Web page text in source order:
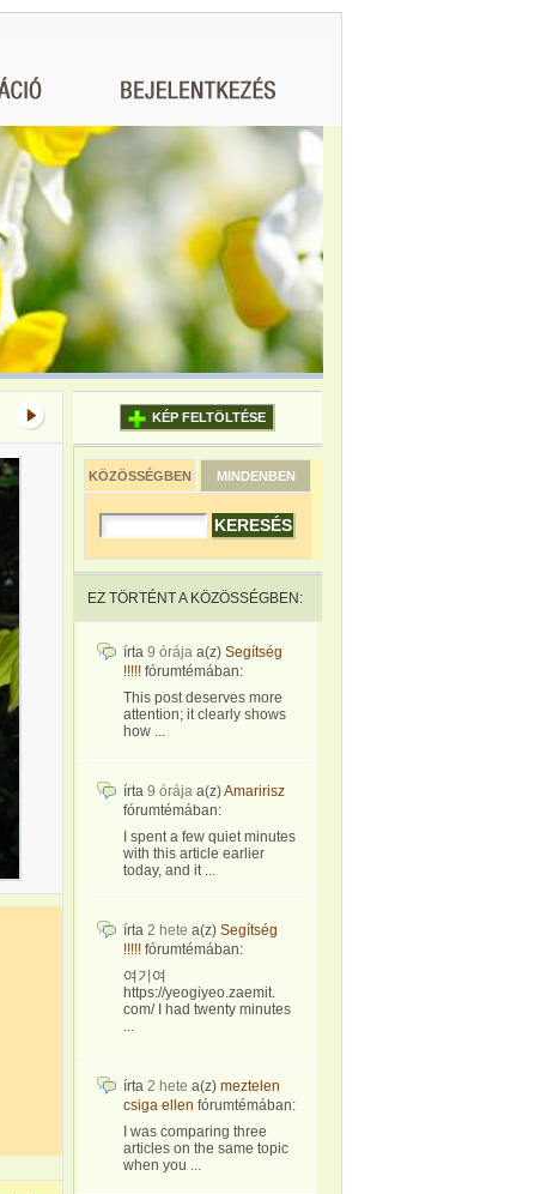
KÉP FELTÖLTÉSE
KÖZÖSSÉGBEN MINDENBEN
EZ TÖRTÉNT A KÖZÖSSÉGBEN:
írta 9 órája a(z) Segítség
!!!!! fórumtémában:
This post deserves more
attention; it clearly shows
how ...
írta 9 órája a(z)Amaririsz
fórumtémában:
I spent a few quiet minutes
with this article earlier
today, and it ...
írta 2 hete a(z) Segítség
!!!!! fórumtémában:
여기여
https://yeogiyeo.zaemit.
com/ I had twenty minutes
...
írta 2 hete a(z) meztelen
csiga ellen fórumtémában:
I was comparing three
articles on the same topic
when you ...